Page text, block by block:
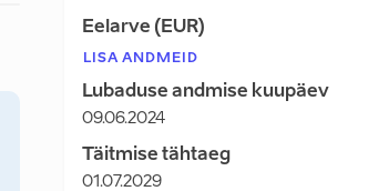
Eelarve (EUR)
LISA ANDMEID
Lubaduse andmise kuupäev
09.06.2024
Täitmise tähtaeg
01.07.2029